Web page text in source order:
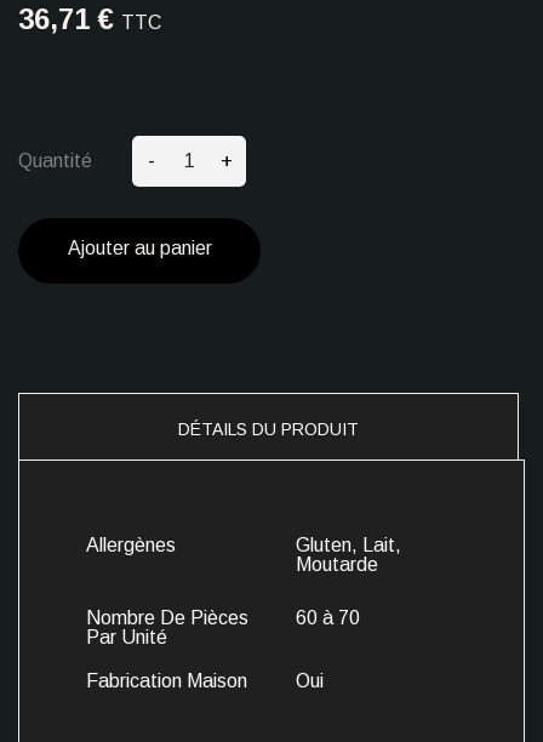
36,71 € TTC
Quantité - +
Ajouter au panier
DÉTAILS DU PRODUIT
Allergènes
Gluten, Lait,
Moutarde
Nombre De Pièces
Par Unité
60 à 70
Fabrication Maison Oui